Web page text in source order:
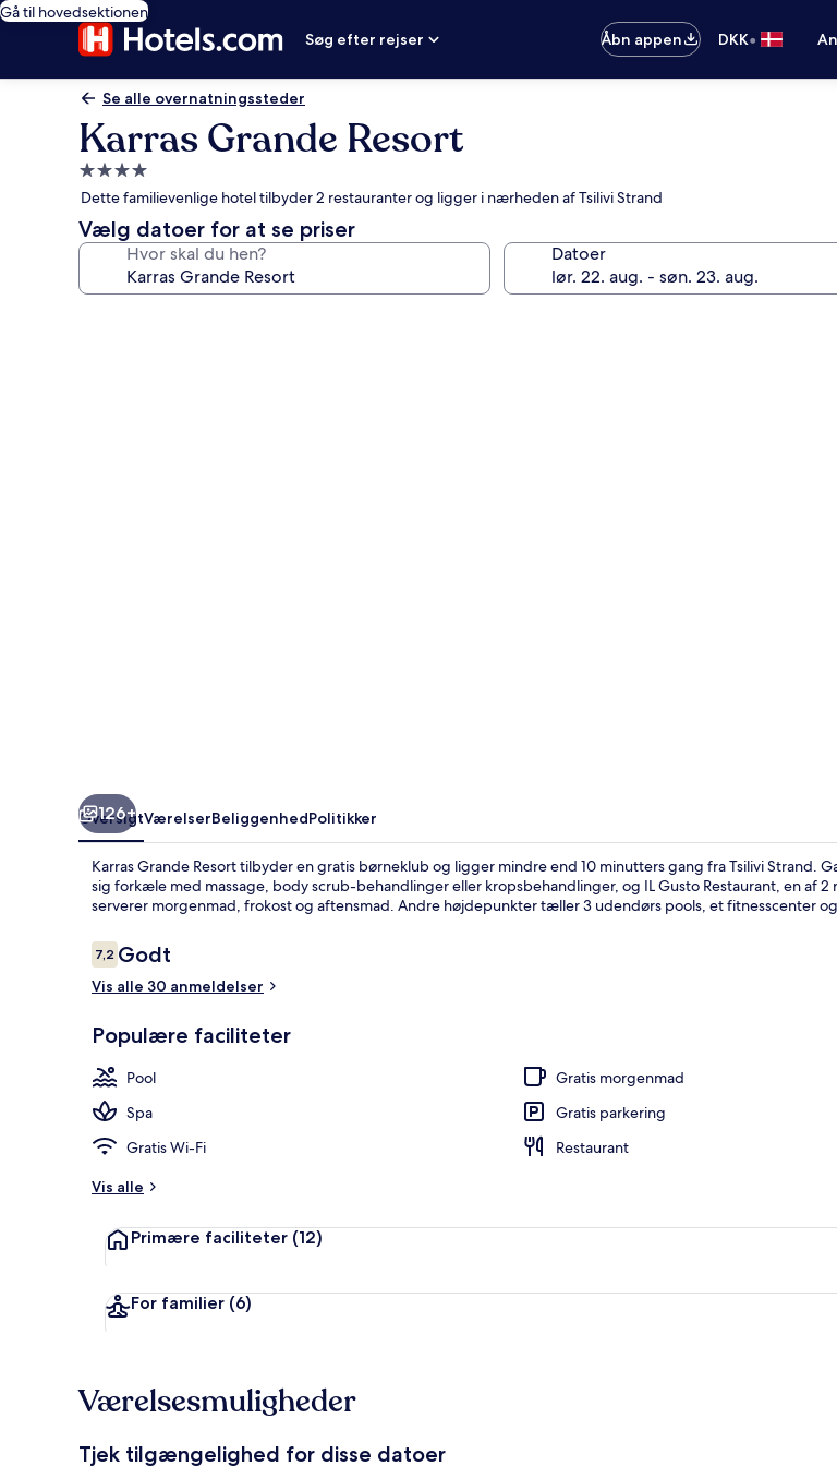
Gå til hovedsektionen
Søg efter rejser
Åbn appen DKK•
Se alle overnatningssteder
Karras Grande Resort
4.0-
stjernet
overnatningssted
Dette familievenlige hotel tilbyder 2 restauranter og ligger i nærheden af Tsilivi Strand
Vælg datoer for at se priser
Hvor skal du hen? Datoer
126+
OversigtVærelserBeliggenhedPolitikker
Karras Grande Resort tilbyder en gratis børneklub og ligger mindre end 10 minutters gang fra Tsilivi Strand.
sig forkæle med massage, body scrub-behandlinger eller kropsbehandlinger, og IL Gusto Restaurant, en af 2
serverer morgenmad, frokost og aftensmad. Andre højdepunkter tæller 3 udendørs pools, et fitnesscenter
Anmeldelser
7,27,2 ud af 10.
Godt
Vis alle 30 anmeldelser
Populære faciliteter
Pool
Gratis morgenmad
Spa
Gratis parkering
Gratis Wi-Fi
Restaurant
Vis alle
Primære faciliteter (12)
For familier (6)
Værelsesmuligheder
Tjek tilgængelighed for disse datoer